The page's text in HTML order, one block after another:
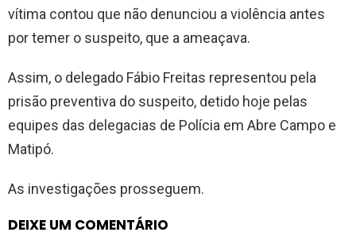
vítima contou que não denunciou a violência antes
por temer o suspeito, que a ameaçava.
Assim, o delegado Fábio Freitas representou pela
prisão preventiva do suspeito, detido hoje pelas
equipes das delegacias de Polícia em Abre Campo e
Matipó.
As investigações prosseguem.
DEIXE UM COMENTÁRIO